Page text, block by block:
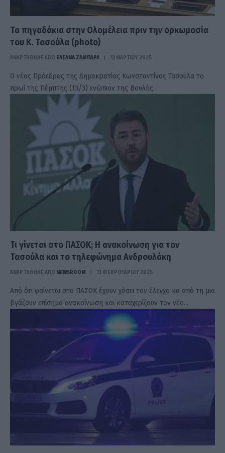
Τα πηγαδάκια στην Ολομέλεια πριν την ορκωμοσία
του Κ. Τασούλα (photo)
ΑΝΑΡΤΗΘΗΚΕ ΑΠΟ ΕΛΕΑΝΑ ΖΑΜΠΑΡΑ 13 ΜΑΡΤΊΟΥ 2025
Ο νέος Πρόεδρος της Δημοκρατίας Κωνσταντίνος Τασούλα το
πρωί της Πέμπτης (13/3) ενώπιον της Βουλής.
Τι γίνεται στο ΠΑΣΟΚ; Η ανακοίνωση για τον
Τασούλα και το τηλεφώνημα Ανδρουλάκη
ΑΝΑΡΤΗΘΗΚΕ ΑΠΟ NEWSROOM 13 ΦΕΒΡΟΥΑΡΊΟΥ 2025
Aπό ότι φαίνεται στο ΠΑΣΟΚ έχουν χάσει τον έλεγχο κα από τη μια
βγάζουν επίσημα ανακοίνωση και καταχερίζουν τον νέο…